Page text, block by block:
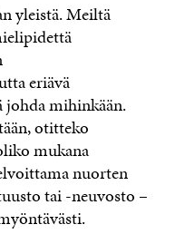
yleistä. Meiltä
eriävä
johda mihinkään.
otitteko
mukana
nuorten
tai -neuvosto –